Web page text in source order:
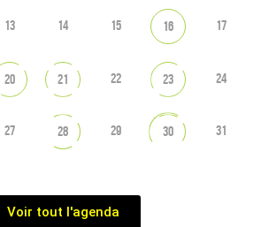
13 14 15 16 17
20 21 22 23 24
27 28 29 30 31
Voir tout l'agenda